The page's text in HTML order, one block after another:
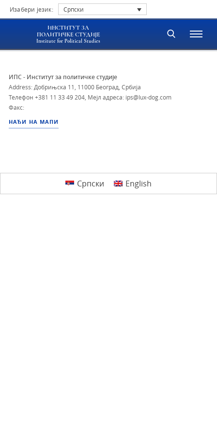
Изабери језик: Српски
ИНСТИТУТ ЗА
ПОЛИТИЧКЕ СТУДИЈЕ
Institute for Political Studies
ИПС - Институт за политичке студије
Address: Добрињска 11, 11000 Београд, Србија
Телефон +381 11 33 49 204 Мејл адреса: ips@lux-dog.com
Факс:
НАЂИ НА МАПИ
Српски English